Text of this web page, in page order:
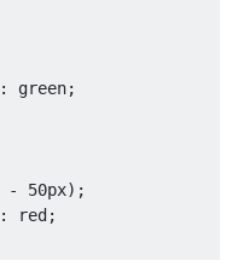
: green;
- 50px);
: red;